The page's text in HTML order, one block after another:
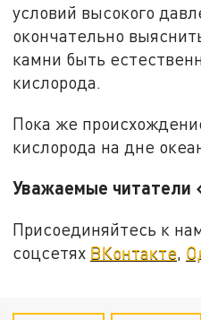
условий высокого
окончательно
камни быть
кислорода.
Пока же
кислорода на дне
Уважаемые
Присоединяйтесь к
соцсетях ВКонтакте,